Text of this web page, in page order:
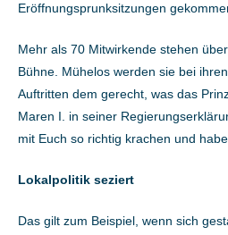
Eröffnungsprunksitzungen
Mehr als 70 Mitwirkende stehen
Bühne. Mühelos werden sie bei
Auftritten dem gerecht, was das
Maren I. in seiner
mit Euch so richtig krachen und
Lokalpolitik seziert
Das gilt zum Beispiel, wenn sich